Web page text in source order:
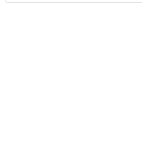
ムを楽しみながら、新